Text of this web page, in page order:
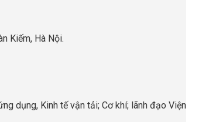
Kiếm, Hà Nội.
dụng, Kinh tế vận tải; Cơ khí; lãnh đạo Viện